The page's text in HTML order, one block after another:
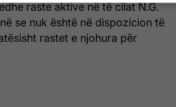
raste aktive në të cilat N.G.
se nuk është në dispozicion të
rastet e njohura për